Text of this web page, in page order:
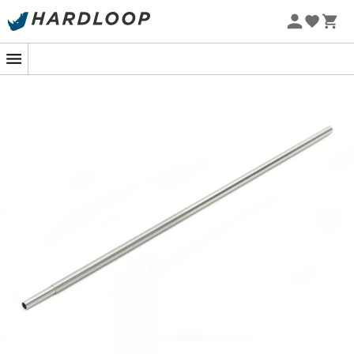
Promoções de verão 🔥 -5% EXTRA a partir de 2 produtos*